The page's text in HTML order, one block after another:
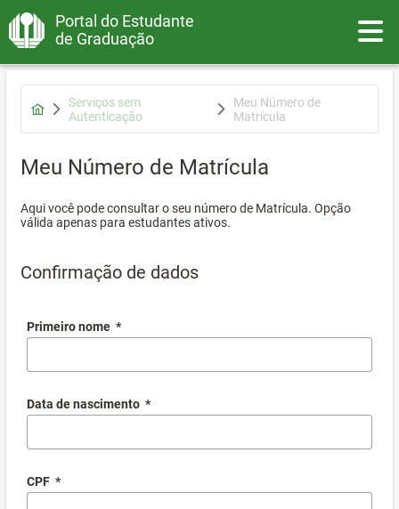
Portal do Estudante
de Graduação
Serviços sem
Autenticação
Meu Número de
Matrícula
Meu Número de Matrícula
Aqui você pode consultar o seu número de Matrícula. Opção
válida apenas para estudantes ativos.
Confirmação de dados
Primeiro nome *
Data de nascimento *
CPF *